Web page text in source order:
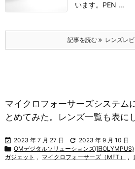
います。 PEN ...
記事を読む レンズレビ
マイクロフォーサーズシステム
とめてみた。レンズ一覧も表に
 2023 年 7 月 27 日  2023 年 9 月 10 日
 OMデジタルソリューションズ(旧OLYMPUS)
ガジェット , マイクロフォーサーズ（MFT） ,